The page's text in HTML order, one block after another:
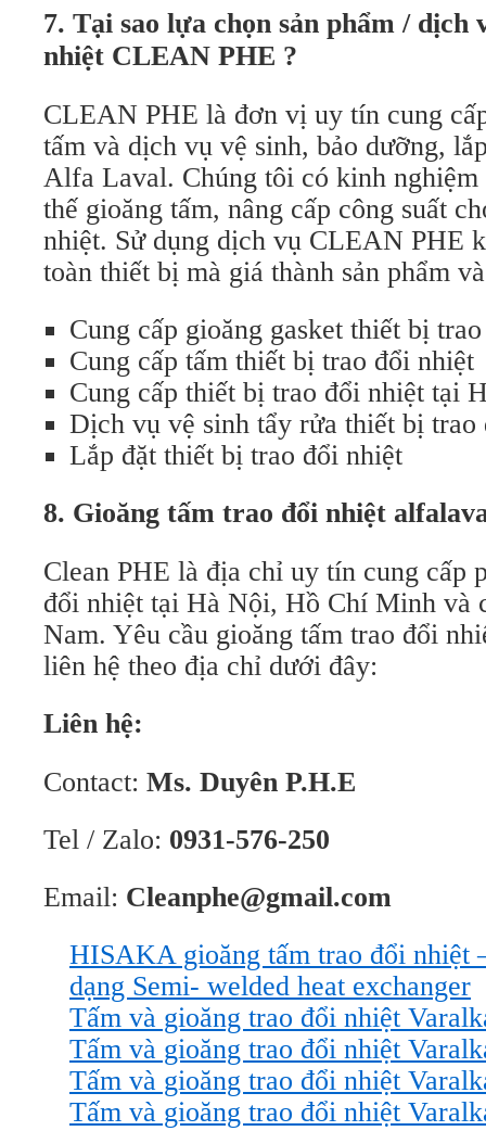
7. Tại sao lựa chọn sản phẩm / dịch
nhiệt CLEAN PHE ?
CLEAN PHE là đơn vị uy tín cung
tấm và dịch vụ vệ sinh, bảo dưỡng,
Alfa Laval. Chúng tôi có kinh
thế gioăng tấm, nâng cấp công suất
nhiệt. Sử dụng dịch vụ CLEAN PHE
toàn thiết bị mà giá thành sản phẩm
Cung cấp gioăng gasket thiết bị
Cung cấp tấm thiết bị trao đổi nhiệt
Cung cấp thiết bị trao đổi nhiệt tại
Dịch vụ vệ sinh tẩy rửa thiết bị trao
Lắp đặt thiết bị trao đổi nhiệt
8. Gioăng tấm trao đổi nhiệt
Clean PHE là địa chỉ uy tín cung cấp
đổi nhiệt tại Hà Nội, Hồ Chí Minh và
Nam. Yêu cầu gioăng tấm trao đổi
liên hệ theo địa chỉ dưới đây:
Liên hệ:
Contact: Ms. Duyên P.H.E
Tel / Zalo: 0931-576-250
Email: Cleanphe@gmail.com
HISAKA gioăng tấm trao đổi nhiệt
dạng Semi- welded heat exchanger
Tấm và gioăng trao đổi nhiệt
Tấm và gioăng trao đổi nhiệt
Tấm và gioăng trao đổi nhiệt
Tấm và gioăng trao đổi nhiệt